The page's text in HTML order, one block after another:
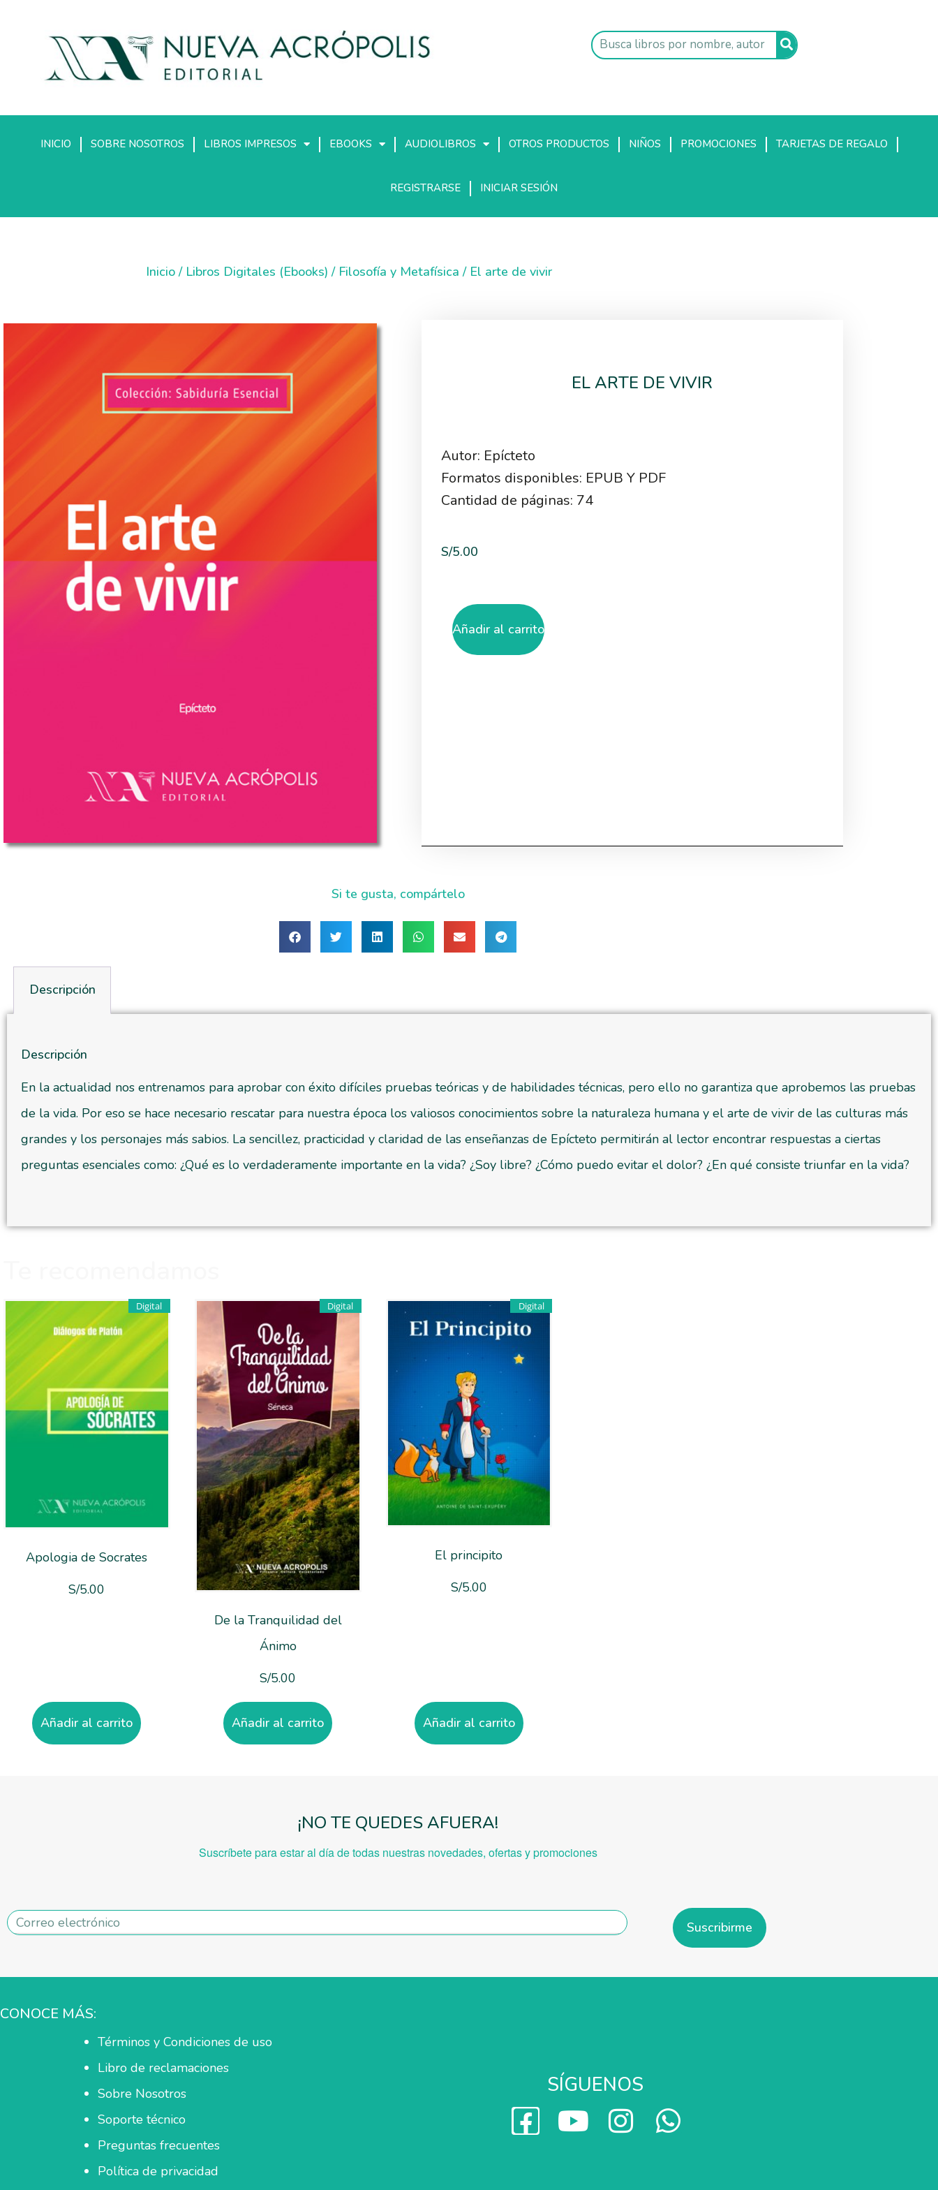
INICIO SOBRE NOSOTROS LIBROS IMPRESOS EBOOKS AUDIOLIBROS OTROS PRODUCTOS NIÑOS PROMOCIONES TARJETAS DE REGALO
REGISTRARSE INICIAR SESIÓN
Inicio/ Libros Digitales (Ebooks) / Filosofía y Metafísica / El arte de vivir
EL ARTE DE VIVIR
Autor: Epícteto
Formatos disponibles: EPUB Y PDF
Cantidad de páginas: 74
S/5.00
Añadir al carrito
Si te gusta, compártelo
Descripción
Descripción
En la actualidad nos entrenamos para aprobar con éxito difíciles pruebas teóricas y de habilidades técnicas, pero ello no garantiza que aprobemos las pruebas
de la vida. Por eso se hace necesario rescatar para nuestra época los valiosos conocimientos sobre la naturaleza humana y el arte de vivir de las culturas más
grandes y los personajes más sabios. La sencillez, practicidad y claridad de las enseñanzas de Epícteto permitirán al lector encontrar respuestas a ciertas
preguntas esenciales como: ¿Qué es lo verdaderamente importante en la vida? ¿Soy libre? ¿Cómo puedo evitar el dolor? ¿En qué consiste triunfar en la vida?
Digital
Apologia de Socrates
S/5.00
Añadir al carrito
Digital
De la Tranquilidad del
Ánimo
S/5.00
Añadir al carrito
Digital
El principito
S/5.00
Añadir al carrito
¡NO TE QUEDES AFUERA!
Suscríbete para estar al día de todas nuestras novedades, ofertas y promociones
Suscribirme
CONOCE MÁS:
Términos y Condiciones de uso
Libro de reclamaciones
Sobre Nosotros
Soporte técnico
Preguntas frecuentes
Política de privacidad
SÍGUENOS